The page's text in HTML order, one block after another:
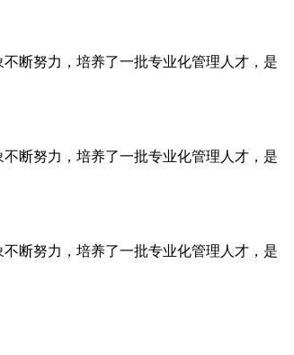
断努力，培养了一批专业化管理人才，是
断努力，培养了一批专业化管理人才，是
断努力，培养了一批专业化管理人才，是